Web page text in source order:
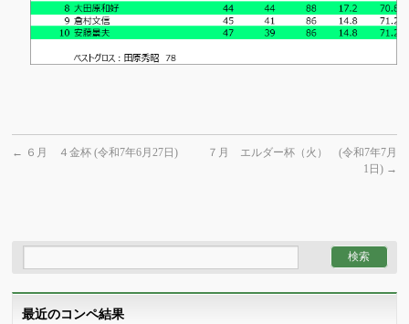
← ６月 ４金杯 (令和7年6月27日)
７月 エルダー杯（火） (令和7年7月
1日) →
最近のコンペ結果